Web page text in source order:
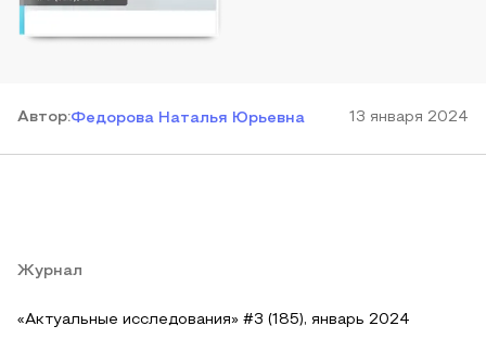
Автор:Федорова Наталья Юрьевна 13 января 2024
Журнал
«Актуальные исследования» #3 (185), январь 2024